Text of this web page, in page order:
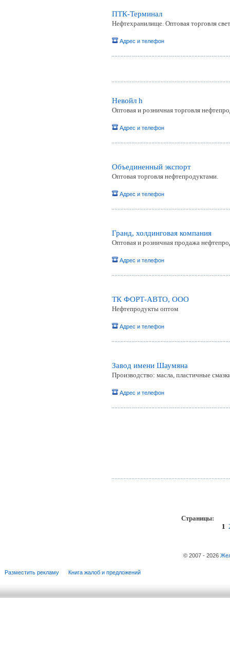
ПТК-Терминал
Нефтехранилище. Оптовая торговля
Адрес и телефон
Невойл h
Оптовая и розничная торговля
Адрес и телефон
Объединенный экспорт
Оптовая торговля нефтепродуктами.
Адрес и телефон
Гранд, холдинговая компания
Оптовая и розничная продажа
Адрес и телефон
ТК ФОРТ-АВТО, ООО
Нефтепродукты оптом
Адрес и телефон
Завод имени Шаумяна
Производство: масла, пластичные
Адрес и телефон
Страницы:
1
© 2007 - 2026
Разместить рекламу Книга жалоб и предложений